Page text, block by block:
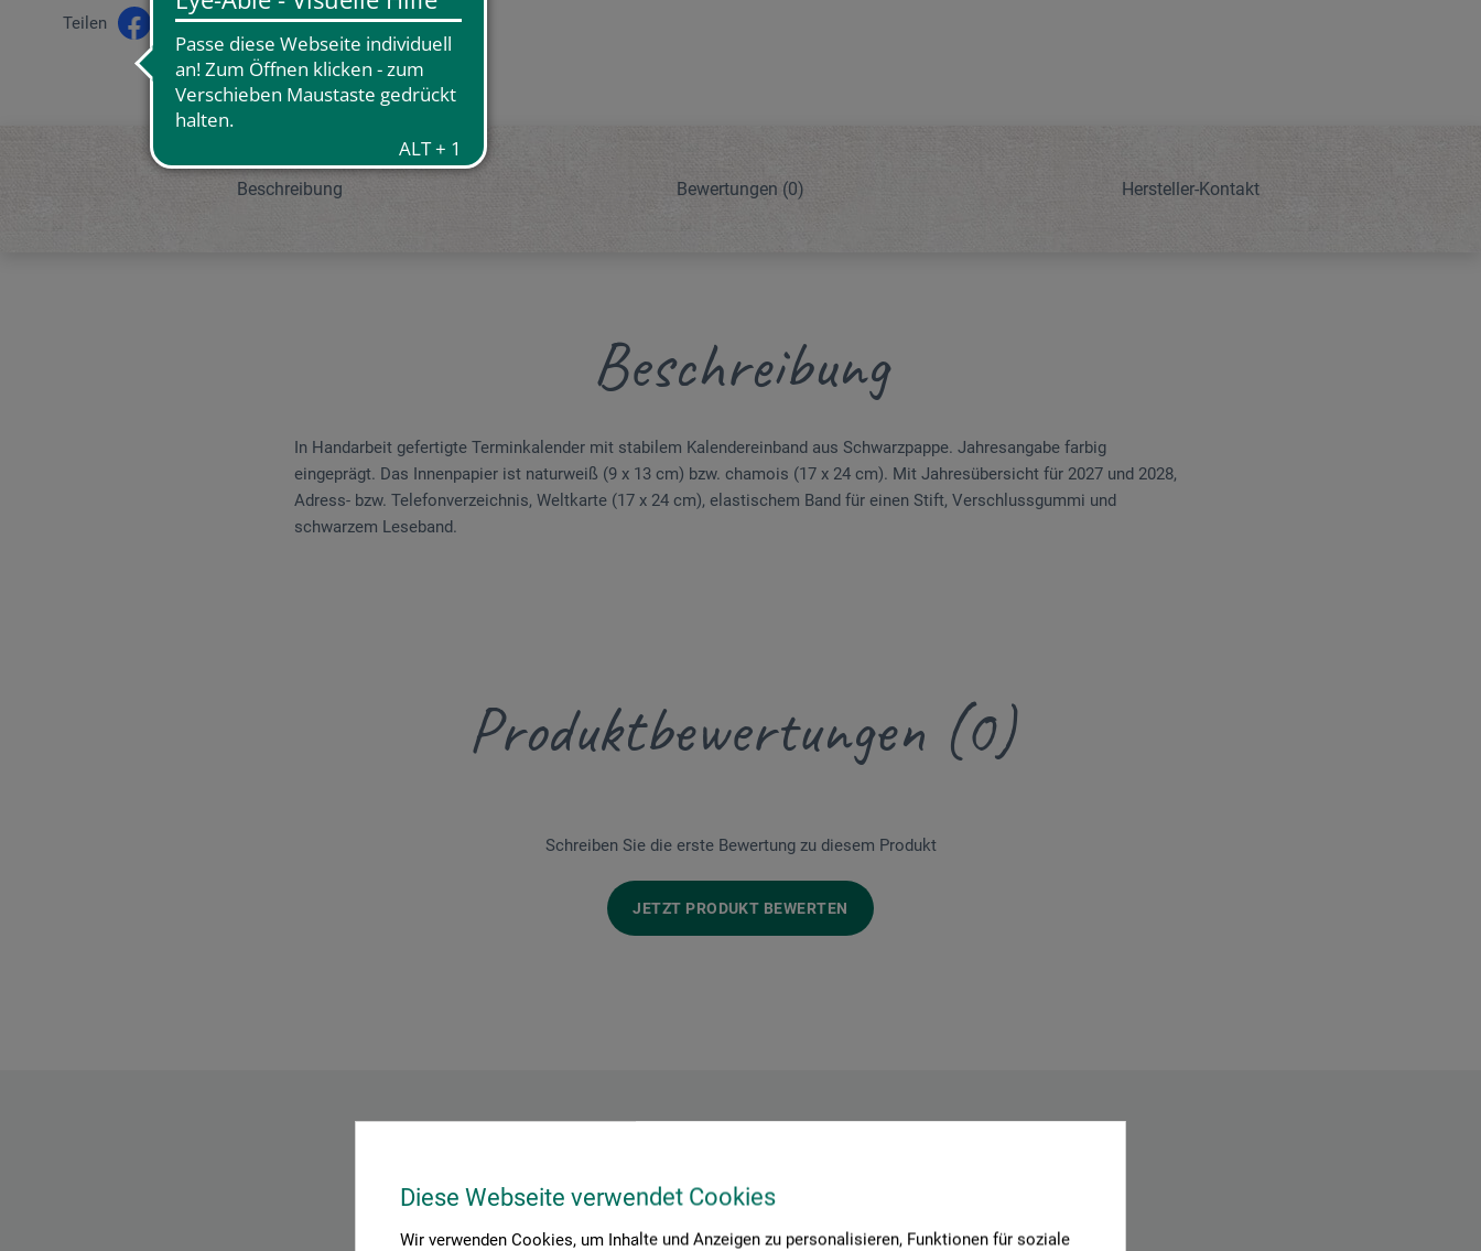
Diese Webseite verwendet Cookies
Wir verwenden Cookies, um Inhalte und Anzeigen zu personalisieren, Funktionen für soziale
Teilen
Beschreibung Bewertungen (0) Hersteller-Kontakt
Beschreibung
In Handarbeit gefertigte Terminkalender mit stabilem Kalendereinband aus Schwarzpappe. Jahresangabe farbig
eingeprägt. Das Innenpapier ist naturweiß (9 x 13 cm) bzw. chamois (17 x 24 cm). Mit Jahresübersicht für 2027 und 2028,
Adress- bzw. Telefonverzeichnis, Weltkarte (17 x 24 cm), elastischem Band für einen Stift, Verschlussgummi und
schwarzem Leseband.
Produktbewertungen (0)
Schreiben Sie die erste Bewertung zu diesem Produkt
JETZT PRODUKT BEWERTEN
Hersteller-Kontakt